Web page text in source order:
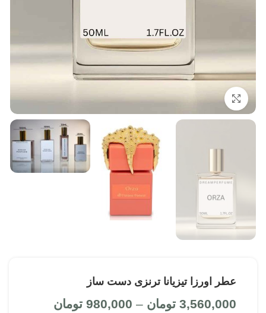
بزرگنمایی تصویر
عطر اورزا تیزیانا ترنزی دست ساز
3,560,000 تومان –
980,000 تومان